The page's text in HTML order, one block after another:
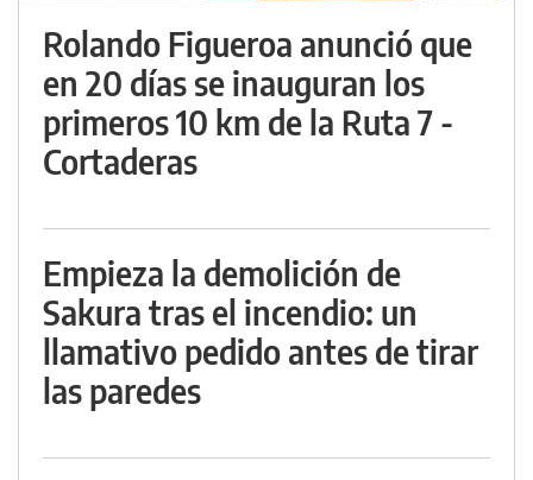
Rolando Figueroa anunció que
en 20 días se inauguran los
primeros 10 km de la Ruta 7 -
Cortaderas
Empieza la demolición de
Sakura tras el incendio: un
llamativo pedido antes de tirar
las paredes